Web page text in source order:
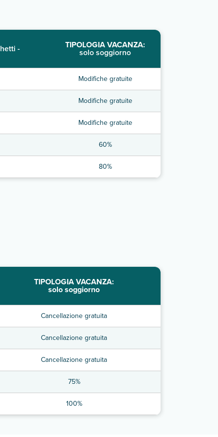
- TIPOLOGIA VACANZA:
solo soggiorno
Modifiche gratuite
Modifiche gratuite
Modifiche gratuite
60%
80%
TIPOLOGIA VACANZA:
solo soggiorno
Cancellazione gratuita
Cancellazione gratuita
Cancellazione gratuita
75%
100%